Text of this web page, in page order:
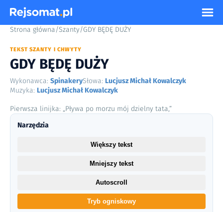
Strona główna/Szanty/GDY BĘDĘ DUŻY
TEKST SZANTY I CHWYTY
GDY BĘDĘ DUŻY
Wykonawca: SpinakerySłowa: Lucjusz Michał Kowalczyk
Muzyka: Lucjusz Michał Kowalczyk
Pierwsza linijka: „Pływa po morzu mój dzielny tata,”
Narzędzia
Większy tekst
Mniejszy tekst
Autoscroll
Tryb ogniskowy